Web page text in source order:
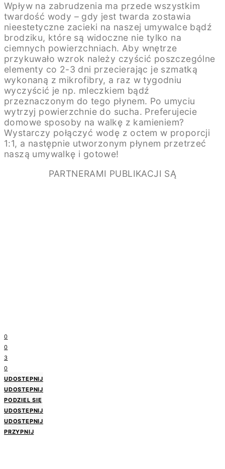
Wpływ na zabrudzenia ma przede wszystkim
twardość wody – gdy jest twarda zostawia
nieestetyczne zacieki na naszej umywalce bądź
brodziku, które są widoczne nie tylko na
ciemnych powierzchniach. Aby wnętrze
przykuwało wzrok należy czyścić poszczególne
elementy co 2-3 dni przecierając je szmatką
wykonaną z mikrofibry, a raz w tygodniu
wyczyścić je np. mleczkiem bądź
przeznaczonym do tego płynem. Po umyciu
wytrzyj powierzchnie do sucha. Preferujecie
domowe sposoby na walkę z kamieniem?
Wystarczy połączyć wodę z octem w proporcji
1:1, a następnie utworzonym płynem przetrzeć
naszą umywalkę i gotowe!
PARTNERAMI PUBLIKACJI SĄ
0
0
3
0
UDOSTĘPNIJ
UDOSTĘPNIJ
PODZIEL SIĘ
UDOSTĘPNIJ
UDOSTĘPNIJ
PRZYPNIJ